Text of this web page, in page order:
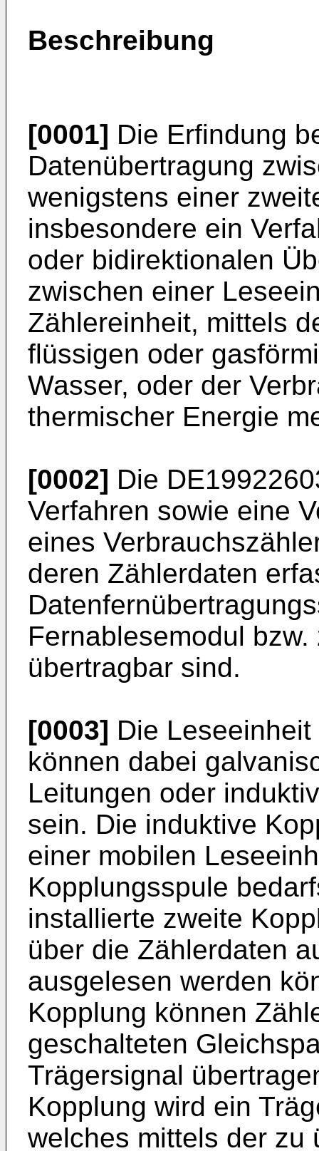
Beschreibung
[0001] Die Erfindung
Datenübertragung
wenigstens einer
insbesondere ein
oder bidirektionalen
zwischen einer
Zählereinheit, mittels
flüssigen oder
Wasser, oder der
thermischer Energie
[0002] Die
Verfahren sowie eine
eines
deren Zählerdaten
Fernablesemodul
übertragbar sind.
[0003] Die
können dabei
Leitungen oder
sein. Die induktive
einer mobilen
Kopplungsspule
installierte zweite
über die Zählerdaten
ausgelesen werden
Kopplung können
geschalteten
Trägersignal
Kopplung wird ein
welches mittels der zu